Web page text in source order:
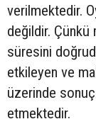
verilmektedir.
değildir. Çünkü
süresini
etkileyen ve
üzerinde
etmektedir.